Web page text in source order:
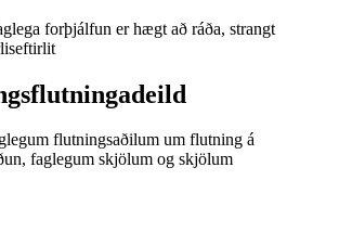
forþjálfun er hægt að ráða, strangt
flutningsaðilum um flutning á
faglegum skjölum og skjölum